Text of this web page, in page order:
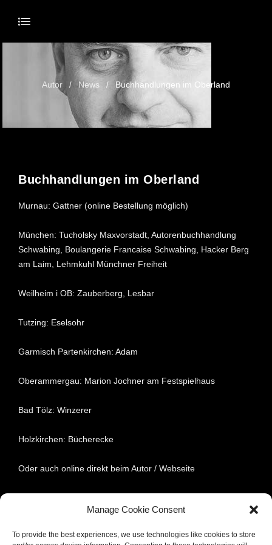
Manage Cookie Consent
To provide the best experiences, we use technologies like cookies to store
Autor / News / Buchhandlungen im Oberland
Buchhandlungen im Oberland
Murnau: Gattner (online Bestellung möglich)
München: Tucholsky Maxvorstadt, Autorenbuchhandlung
Schwabing, Boulangerie Francaise Schwabing, Hacker Berg
am Laim, Lehmkuhl Münchner Freiheit
Weilheim i OB: Zauberberg, Lesbar
Tutzing: Eselsohr
Garmisch Partenkirchen: Adam
Oberammergau: Marion Jochner am Festspielhaus
Bad Tölz: Winzerer
Holzkirchen: Bücherecke
Oder auch online direkt beim Autor / Webseite